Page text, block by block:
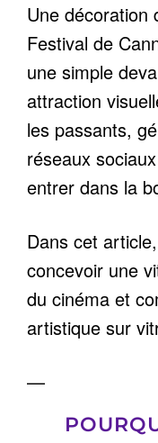
Une décoration
Festival de
une simple
attraction
les passants,
réseaux
entrer dans la
Dans cet
concevoir une
du cinéma et
artistique sur
—